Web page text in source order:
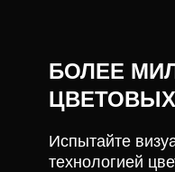
БОЛЕЕ
Испытайте
технологией